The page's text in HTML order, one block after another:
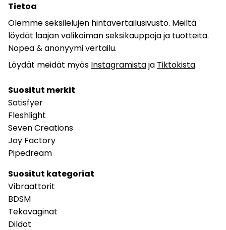
Tietoa
Olemme seksilelujen hintavertailusivusto. Meiltä
löydät laajan valikoiman seksikauppoja ja tuotteita.
Nopea & anonyymi vertailu.
Löydät meidät myös Instagramistaja Tiktokista.
Suositut merkit
Satisfyer
Fleshlight
Seven Creations
Joy Factory
Pipedream
Suositut kategoriat
Vibraattorit
BDSM
Tekovaginat
Dildot